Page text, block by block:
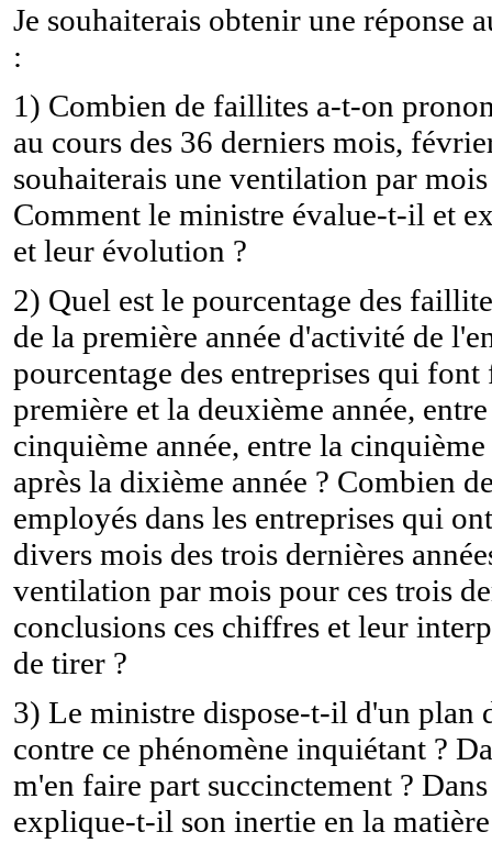
Je souhaiterais obtenir une réponse
:
1) Combien de faillites a-t-on
au cours des 36 derniers mois,
souhaiterais une ventilation par
Comment le ministre évalue-t-il et
et leur évolution ?
2) Quel est le pourcentage des
de la première année d'activité de
pourcentage des entreprises qui
première et la deuxième année,
cinquième année, entre la
après la dixième année ? Combien
employés dans les entreprises qui
divers mois des trois dernières
ventilation par mois pour ces trois
conclusions ces chiffres et leur
de tirer ?
3) Le ministre dispose-t-il d'un plan
contre ce phénomène inquiétant ?
m'en faire part succinctement ?
explique-t-il son inertie en la